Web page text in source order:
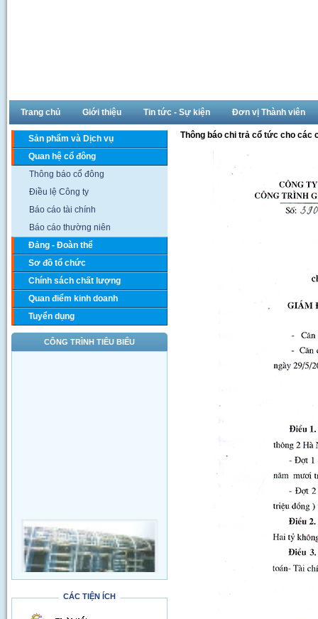
Trang chủ Giới thiệu Tin tức - Sự kiện Đơn vị Thành viên
Sản phẩm và Dịch vụ
Quan hệ cổ đông
Thông báo cổ đông
Điều lệ Công ty
Báo cáo tài chính
Báo cáo thường niên
Đảng - Đoàn thể
Sơ đồ tổ chức
Chính sách chất lượng
Quan điểm kinh doanh
Tuyển dụng
CÔNG TRÌNH TIÊU BIỂU
CÁC TIỆN ÍCH
Thông báo chi trả cổ tức cho các